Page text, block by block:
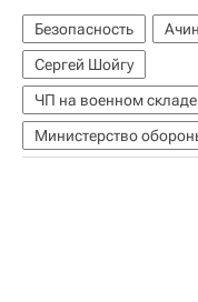
Безопасность
Сергей Шойгу
ЧП на военном
Министерство